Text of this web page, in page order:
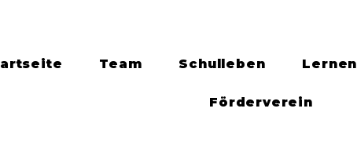
Team Schulleben Lernen
Förderverein